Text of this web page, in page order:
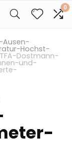
0
Ausen-
Hochst-
TFA-Dostmann-
und-